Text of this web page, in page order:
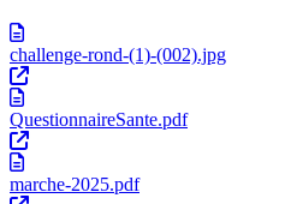
challenge-rond-(1)-(002).jpg
QuestionnaireSante.pdf
marche-2025.pdf